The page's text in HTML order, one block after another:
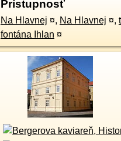
Prístupnosť
Na Hlavnej ¤, Na Hlavnej ¤,
fontána Ihlan ¤